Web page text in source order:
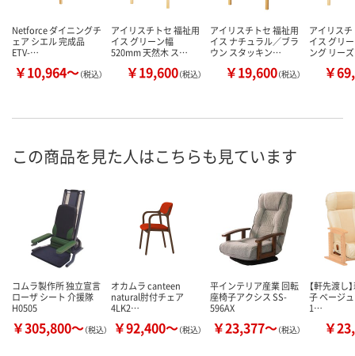
Netforce ダイニングチ
ェア シエル 完成品
ETV-…
￥10,964～（税込）
アイリスチトセ 福祉用
イス グリーン幅
520mm 天然木 ス…
￥19,600（税込）
アイリスチトセ 福祉用
イス ナチュラル／ブラ
ウン スタッキン…
￥19,600（税込）
アイリス
イス グリ
ング リー
￥
この商品を見た人はこちらも見ています
コムラ製作所 独立宣言
ローザ シート 介援隊
H0505
￥305,800～（税込）
オカムラ canteen
natural肘付チェア
4LK2…
￥92,400～（税込）
平インテリア産業 回転
座椅子アクシス SS-
596AX
￥23,377～（税込）
【軒先渡し
子 ベージ
1…
￥